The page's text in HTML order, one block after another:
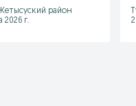
район
2026 г.